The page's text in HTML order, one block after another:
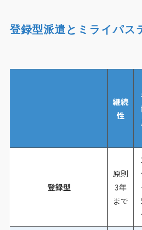
登録型派遣とミライパス
継続
性
登録型
原則
3年
まで